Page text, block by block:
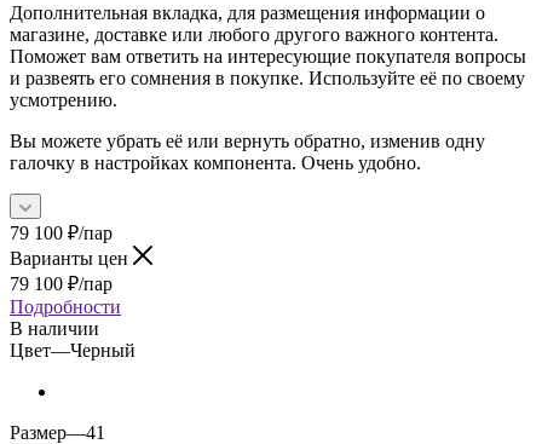
Дополнительная вкладка, для размещения информации о
магазине, доставке или любого другого важного контента.
Поможет вам ответить на интересующие покупателя вопросы
и развеять его сомнения в покупке. Используйте её по своему
усмотрению.
Вы можете убрать её или вернуть обратно, изменив одну
галочку в настройках компонента. Очень удобно.
79 100 ₽/пар
Варианты цен
79 100 ₽/пар
Подробности
В наличии
Цвет—Черный
Размер—41